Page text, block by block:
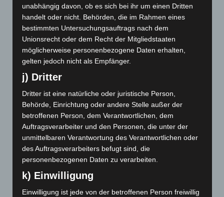
April 2021
Januar 2021
Dezember 2020
Juli 2020
Januar 2020
November 2019
August 2019
unabhängig davon, ob es sich bei ihr um einen Dritten
handelt oder nicht. Behörden, die im Rahmen eines
bestimmten Untersuchungsauftrags nach dem
Unionsrecht oder dem Recht der Mitgliedstaaten
möglicherweise personenbezogene Daten erhalten,
gelten jedoch nicht als Empfänger.
j) Dritter
Dritter ist eine natürliche oder juristische Person,
Behörde, Einrichtung oder andere Stelle außer der
betroffenen Person, dem Verantwortlichen, dem
Auftragsverarbeiter und den Personen, die unter der
unmittelbaren Verantwortung des Verantwortlichen oder
des Auftragsverarbeiters befugt sind, die
personenbezogenen Daten zu verarbeiten.
k) Einwilligung
Einwilligung ist jede von der betroffenen Person freiwillig